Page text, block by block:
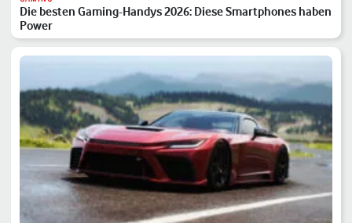
Die besten Gaming-Handys 2026: Diese Smartphones haben
Power